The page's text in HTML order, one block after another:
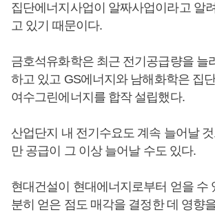
집단에너지사업이 알짜사업이라고 알
고 있기 때문이다.
금호석유화학은 최근 전기공급량을 늘
하고 있고 GS에너지와 남해화학은 집
여수그린에너지를 합작 설립했다.
산업단지 내 전기수요도 계속 늘어날
만 공급이 그 이상 늘어날 수도 있다.
현대건설이 현대에너지로부터 얻을 수
분히 얻은 점도 매각을 결정한 데 영향